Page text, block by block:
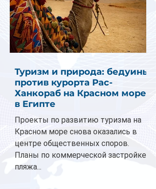
Туризм и природа: бедуины
против курорта Рас-
Ханкораб на Красном море
в Египте
Проекты по развитию туризма на
Красном море снова оказались в
центре общественных споров.
Планы по коммерческой застройке
пляжа...